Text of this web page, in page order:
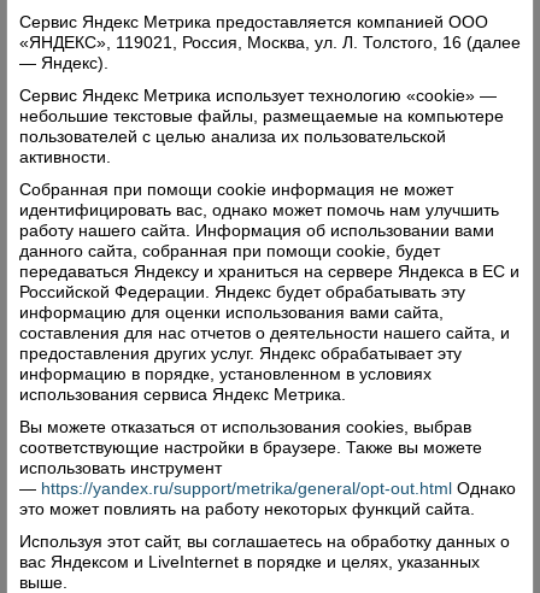
Свалка у обрыва
22.10.2014 в Обратная связь
И снова звонок о мусоре, о вреде экологии села и
об эстетической составляющей вопроса...
Читать далее
Комментарии: 0 Просмотры: 2916
Уважительная причина
Очередной читатель, позвонивший в редакцию,
поинтересовался, почему в областных
соревнованиях по пневматическому биатлону,
которые прошли в Верховье, не участвовал
Александр Дрюма из Морозова? Ведь он бы
гарантированно принес верховажской сборной
Сервис Яндекс Метрика предоставляется компанией ООО
«ЯНДЕКС», 119021, Россия, Москва, ул. Л. Толстого, 16 (далее
— Яндекс).
Сервис Яндекс Метрика использует технологию «cookie» —
небольшие текстовые файлы, размещаемые на компьютере
пользователей с целью анализа их пользовательской
активности.
Собранная при помощи cookie информация не может
идентифицировать вас, однако может помочь нам улучшить
работу нашего сайта. Информация об использовании вами
данного сайта, собранная при помощи cookie, будет
передаваться Яндексу и храниться на сервере Яндекса в ЕС и
Российской Федерации. Яндекс будет обрабатывать эту
информацию для оценки использования вами сайта,
составления для нас отчетов о деятельности нашего сайта, и
предоставления других услуг. Яндекс обрабатывает эту
информацию в порядке, установленном в условиях
использования сервиса Яндекс Метрика.
Вы можете отказаться от использования cookies, выбрав
соответствующие настройки в браузере. Также вы можете
использовать инструмент
— https://yandex.ru/support/metrika/general/opt-out.html Однако
это может повлиять на работу некоторых функций сайта.
Используя этот сайт, вы соглашаетесь на обработку данных о
вас Яндексом и LiveInternet в порядке и целях, указанных
выше.